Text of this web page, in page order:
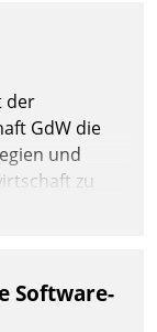
daher
den
der
GdW die
und
zu
Software-